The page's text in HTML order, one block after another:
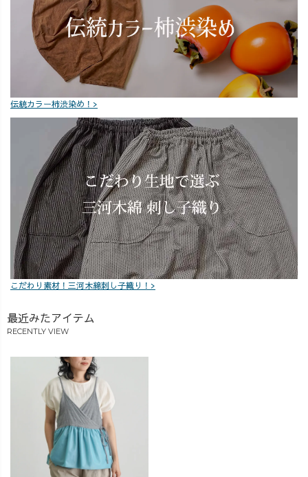
550円 さら
に、 アンケート
にご回答いただ
くと 🎁 1,000
円OFFクーポン
あなたの声で、
商品がもっと良
く育っていきま
す🌱 新作盛
りだくさんのラ
イブ、 ぜひアー
カイブでチェッ
クしてください
ね♪
みなさまと一緒
に悩む時間も ラ
イブならではの
楽しいひととき
でした✨ たくさ
んのコメントで
だき、 本当にあ
りがとうござい
ました！ アーカ
イブも残してい
ますので、 見逃
した方もぜひゆ
っくりご覧くだ
さい◎ 気になる
カラーやコーデ
がありました
ら、 ぜひコメン
トでも教えてく
—— 100年後も
この地域で、面
い！」 など、リ
クエストやご感
想もぜひコメン
トでお聞かせく
ださい💌
_______________
_ ［ About
UZUiRO ］ 三河
発カジュアルウ
ェアブランド。
『らしく、心地
よく、着るたび
好きになる』
—— 100年後も
この地域で、面
白い服づくり
を。
伝統カラー柿渋染め！>
こだわり素材！三河木綿刺し子織り！>
最近みたアイテム
RECENTLY VIEW